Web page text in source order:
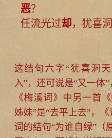
恶？
任流光过却，犹喜
这结句六字“犹喜洞
入”，还可说是“又一体”
《梅溪词》中另一首
姊妹”是“去平上去”，
词的结句“为谁自绿”（